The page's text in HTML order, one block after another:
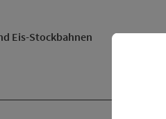
Eis-Stockbahnen